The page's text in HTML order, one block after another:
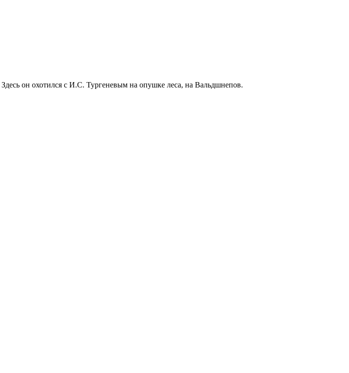
он охотился с И.С. Тургеневым на опушке леса, на Вальдшнепов.